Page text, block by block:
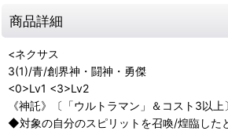
商品詳細
<ネクサス
3(1)/青/創界神・闘神・勇傑
<0>Lv1 <3>Lv2
《神託》〔「ウルトラマン」＆コスト3以上〕
◆対象の自分のスピリットを召喚/煌臨した